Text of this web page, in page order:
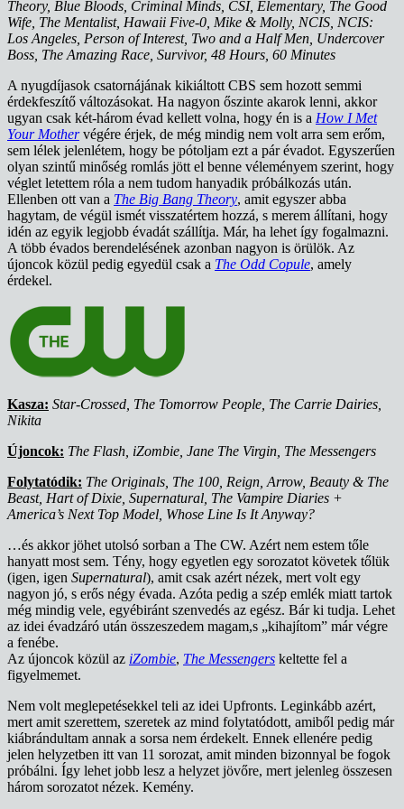
Theory, Blue Bloods, Criminal Minds, CSI, Elementary, The Good
Wife, The Mentalist, Hawaii Five-0, Mike & Molly, NCIS, NCIS:
Los Angeles, Person of Interest, Two and a Half Men, Undercover
Boss, The Amazing Race, Survivor, 48 Hours, 60 Minutes
A nyugdíjasok csatornájának kikiáltott CBS sem hozott semmi
érdekfeszítő változásokat. Ha nagyon őszinte akarok lenni, akkor
ugyan csak két-három évad kellett volna, hogy én is a How I Met
Your Mothervégére érjek, de még mindig nem volt arra sem erőm,
sem lélek jelenlétem, hogy be pótoljam ezt a pár évadot. Egyszerűen
olyan szintű minőség romlás jött el benne véleményem szerint, hogy
véglet letettem róla a nem tudom hanyadik próbálkozás után.
Ellenben ott van a The Big Bang Theory, amit egyszer abba
hagytam, de végül ismét visszatértem hozzá, s merem állítani, hogy
idén az egyik legjobb évadát szállítja. Már, ha lehet így fogalmazni.
A több évados berendelésének azonban nagyon is örülök. Az
újoncok közül pedig egyedül csak a The Odd Copule, amely
érdekel.
Kasza: Star-Crossed, The Tomorrow People, The Carrie Dairies,
Nikita
Újoncok: The Flash, iZombie, Jane The Virgin, The Messengers
Folytatódik: The Originals, The 100, Reign, Arrow, Beauty & The
Beast, Hart of Dixie, Supernatural, The Vampire Diaries +
America’s Next Top Model, Whose Line Is It Anyway?
…és akkor jöhet utolsó sorban a The CW. Azért nem estem tőle
hanyatt most sem. Tény, hogy egyetlen egy sorozatot követek tőlük
(igen, igen Supernatural), amit csak azért nézek, mert volt egy
nagyon jó, s erős négy évada. Azóta pedig a szép emlék miatt tartok
még mindig vele, egyébiránt szenvedés az egész. Bár ki tudja. Lehet
az idei évadzáró után összeszedem magam,s „kihajítom” már végre
a fenébe.
Az újoncok közül az iZombie, The Messengers keltette fel a
figyelmemet.
Nem volt meglepetésekkel teli az idei Upfronts. Leginkább azért,
mert amit szerettem, szeretek az mind folytatódott, amiből pedig már
kiábrándultam annak a sorsa nem érdekelt. Ennek ellenére pedig
jelen helyzetben itt van 11 sorozat, amit minden bizonnyal be fogok
próbálni. Így lehet jobb lesz a helyzet jövőre, mert jelenleg összesen
három sorozatot nézek. Kemény.